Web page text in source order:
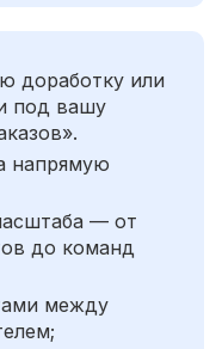
доработку или
под вашу
напрямую
— от
до команд
между